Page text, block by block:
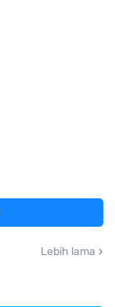
Lebih lama